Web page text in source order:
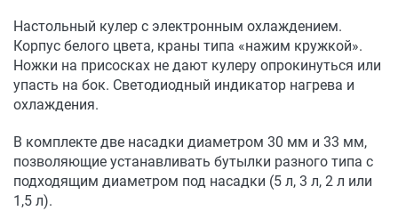
Настольный кулер с электронным охлаждением.
Корпус белого цвета, краны типа «нажим кружкой».
Ножки на присосках не дают кулеру опрокинуться или
упасть на бок. Светодиодный индикатор нагрева и
охлаждения.
В комплекте две насадки диаметром 30 мм и 33 мм,
позволяющие устанавливать бутылки разного типа с
подходящим диаметром под насадки (5 л, 3 л, 2 л или
1,5 л).